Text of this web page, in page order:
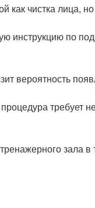
чистка лица,
инструкцию по
вероятность
требует
зала в